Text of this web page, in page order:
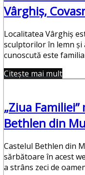
Vârghiș,
Localitatea Vârghiș
sculptorilor în lemn și
cunoscută este
Citește mai mult
„Ziua
Bethlen din
Castelul Bethlen din
sărbătoare în acest
a strâns zeci de